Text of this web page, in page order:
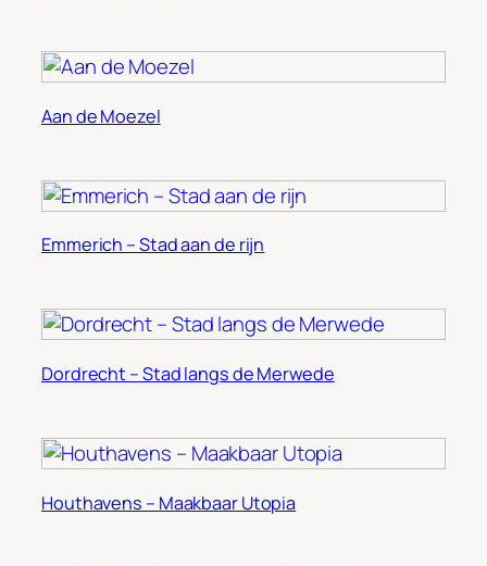
Aan de Moezel
Emmerich – Stad aan de rijn
Dordrecht – Stad langs de Merwede
Houthavens – Maakbaar Utopia